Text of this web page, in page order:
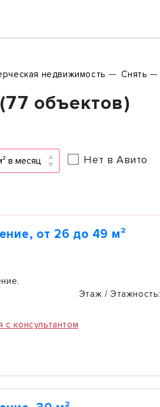
недвижимость Снять
объектов)
в месяц Нет в Авито
от 26 до 49 м²
Этаж / Этажность:
с консультантом